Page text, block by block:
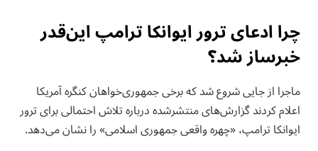
چرا ادعای ترور ایوانکا ترامپ این‌قدر
خبرساز شد؟
ماجرا از جایی شروع شد که برخی جمهوری‌خواهان کنگره آمریکا
اعلام کردند گزارش‌های منتشرشده درباره تلاش احتمالی برای ترور
ایوانکا ترامپ، «چهره واقعی جمهوری اسلامی» را نشان می‌دهد.